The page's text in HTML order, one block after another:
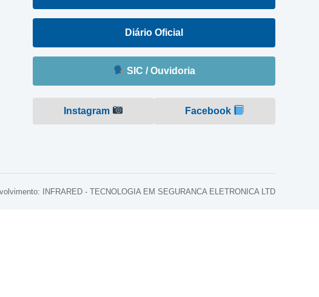
Diário Oficial
SIC / Ouvidoria
Instagram Facebook
INFRARED - TECNOLOGIA EM SEGURANCA ELETRONICA LTD